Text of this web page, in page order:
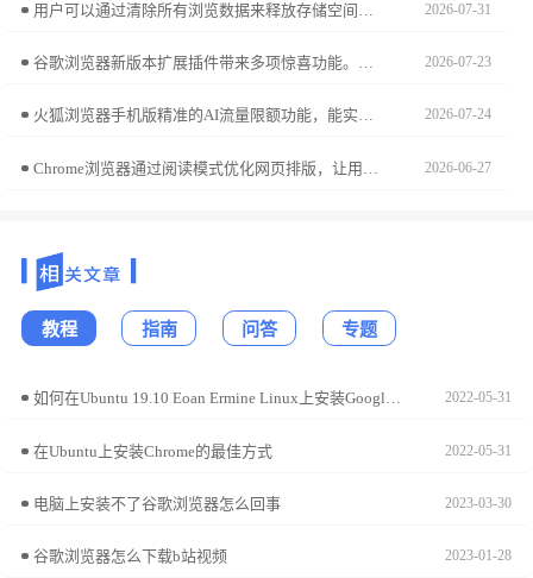
用户可以通过清除所有浏览数据来释放存储空间，清理缓存和历史记录，提升Chrome浏览器的性能，确保浏览体验更加流畅。 2026-07-31
谷歌浏览器新版本扩展插件带来多项惊喜功能。文章详细解析新插件应用和操作技巧，帮助用户快速掌握新功能，提高浏览器使用效率。 2026-07-23
火狐浏览器手机版精准的AI流量限额功能，能实时监测您的上网消耗。本提醒机制设置可助您彻底避免流量超额带来的额外开销，让您在移动网络环境下科学规划使用配额，保障网络资源始终处于可控的经济范围内。 2026-07-24
2026-06-27
教程 指南 问答 专题
如何在Ubuntu 19.10 Eoan Ermine Linux上安装Google Chrome? 2022-05-31
在Ubuntu上安装Chrome的最佳方式 2022-05-31
电脑上安装不了谷歌浏览器怎么回事 2023-03-30
谷歌浏览器怎么下载b站视频 2023-01-28